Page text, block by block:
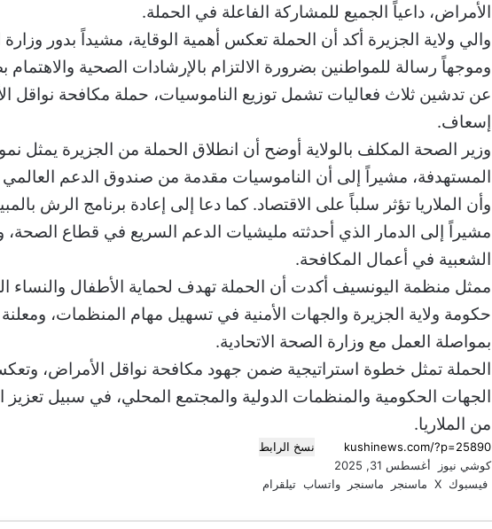
ا
الأمراض، داعياً الجميع للمشاركة الفاعلة في الحملة.
والي ولاية الجزيرة أكد أن الحملة تعكس أهمية الوقاية، مشيداً بدور وزارة
وموجهاً رسالة للمواطنين بضرورة الالتزام بالإرشادات الصحية والاهتمام
عن تدشين ثلاث فعاليات تشمل توزيع الناموسيات، حملة مكافحة نواقل
إسعاف.
وزير الصحة المكلف بالولاية أوضح أن انطلاق الحملة من الجزيرة يمثل
المستهدفة، مشيراً إلى أن الناموسيات مقدمة من صندوق الدعم
وأن الملاريا تؤثر سلباً على الاقتصاد. كما دعا إلى إعادة برنامج الرش
مشيراً إلى الدمار الذي أحدثته مليشيات الدعم السريع في قطاع الصحة،
الشعبية في أعمال المكافحة.
ممثل منظمة اليونسيف أكدت أن الحملة تهدف لحماية الأطفال والنساء
حكومة ولاية الجزيرة والجهات الأمنية في تسهيل مهام المنظمات، ومعلنة
بمواصلة العمل مع وزارة الصحة الاتحادية.
الحملة تمثل خطوة استراتيجية ضمن جهود مكافحة نواقل الأمراض،
الجهات الحكومية والمنظمات الدولية والمجتمع المحلي، في سبيل تعزيز
من الملاريا.
نسخ الرابط
كوشي نيوز
أ
ر
ل
أغسطس 31, 2025
فيسبوك ‫X ماسنجر ماسنجر واتساب تيلقرام